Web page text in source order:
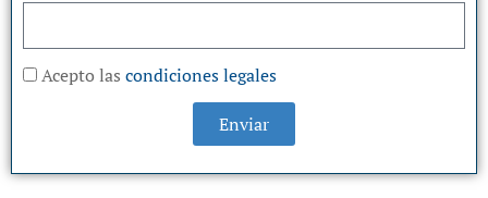
Acepto las condiciones legales
Enviar